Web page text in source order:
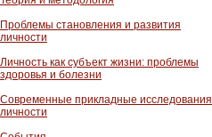
Проблемы становления и развития
личности
Личность как субъект жизни: проблемы
здоровья и болезни
Современные прикладные исследования
личности